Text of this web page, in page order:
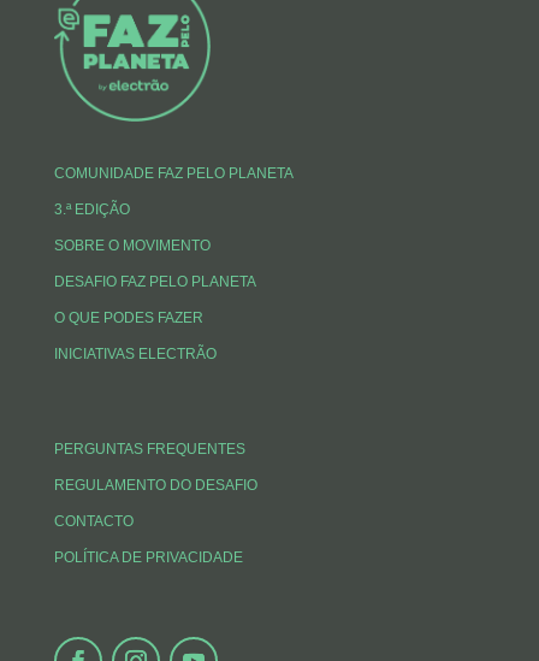
COMUNIDADE FAZ PELO PLANETA
3.ª EDIÇÃO
SOBRE O MOVIMENTO
DESAFIO FAZ PELO PLANETA
O QUE PODES FAZER
INICIATIVAS ELECTRÃO
PERGUNTAS FREQUENTES
REGULAMENTO DO DESAFIO
CONTACTO
POLÍTICA DE PRIVACIDADE